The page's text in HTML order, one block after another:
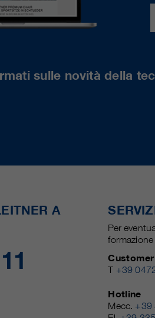
sulle novità della
A
Per
T +39
Hotline
Mecc. +39